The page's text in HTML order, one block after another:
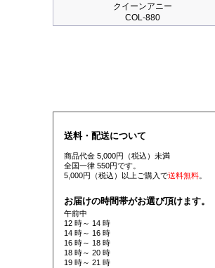
クイーンアニー
COL-880
送料・配送について
商品代金 5,000円（税込）未満
全国一律 550円です。
5,000円（税込）以上ご購入で送料無料。
お届けの時間帯がお選び頂けます。
午前中
12 時～ 14 時
14 時～ 16 時
16 時～ 18 時
18 時～ 20 時
19 時～ 21 時